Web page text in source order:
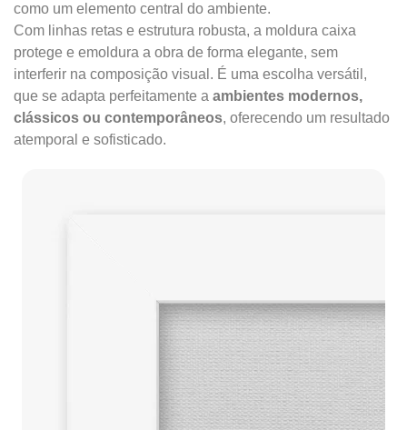
como um elemento central do ambiente.
Com linhas retas e estrutura robusta, a moldura caixa
protege e emoldura a obra de forma elegante, sem
interferir na composição visual. É uma escolha versátil,
que se adapta perfeitamente a ambientes modernos,
clássicos ou contemporâneos, oferecendo um resultado
atemporal e sofisticado.